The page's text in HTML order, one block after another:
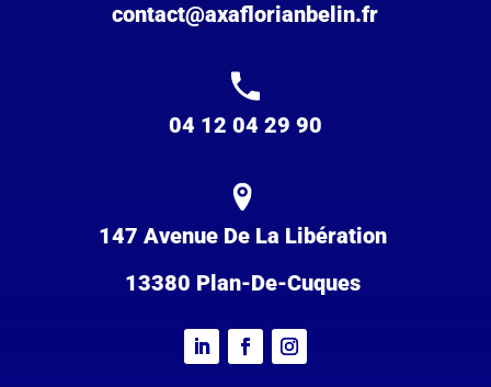
contact@axaflorianbelin.fr
04 12 04 29 90
147 Avenue De La Libération
13380 Plan-De-Cuques